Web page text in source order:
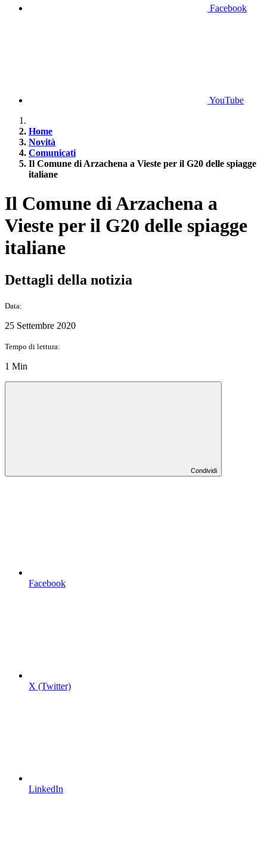
Facebook
YouTube
Home
Novità
Comunicati
Il Comune di Arzachena a Vieste per il G20 delle spiagge
italiane
Il Comune di Arzachena a
Vieste per il G20 delle spiagge
italiane
Dettagli della notizia
Data:
25 Settembre 2020
Tempo di lettura:
1 Min
Condividi
Facebook
X (Twitter)
LinkedIn